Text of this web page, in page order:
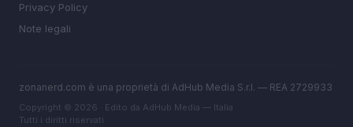
Privacy Policy
Note legali
zonanerd.com è una proprietà di AdHub Media S.r.l. — REA 2729933
Copyright © 2026 · Edito da AdHub Media — Italia
Tutti i diritti riservati